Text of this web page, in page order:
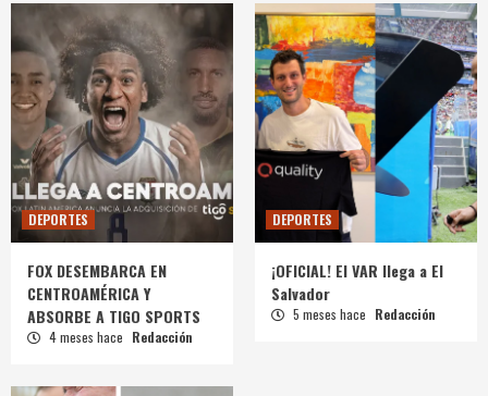
DEPORTES
FOX DESEMBARCA EN
CENTROAMÉRICA Y
ABSORBE A TIGO SPORTS
4 meses hace Redacción
DEPORTES
¡OFICIAL! El VAR llega a El
Salvador
5 meses hace Redacción